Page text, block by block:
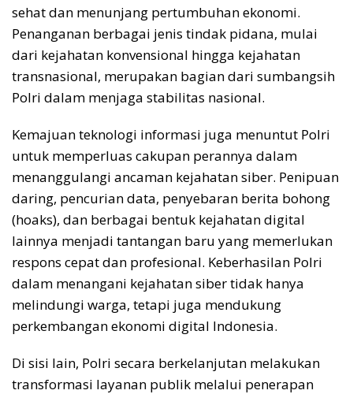
sehat dan menunjang pertumbuhan ekonomi.
Penanganan berbagai jenis tindak pidana, mulai
dari kejahatan konvensional hingga kejahatan
transnasional, merupakan bagian dari sumbangsih
Polri dalam menjaga stabilitas nasional.
Kemajuan teknologi informasi juga menuntut Polri
untuk memperluas cakupan perannya dalam
menanggulangi ancaman kejahatan siber. Penipuan
daring, pencurian data, penyebaran berita bohong
(hoaks), dan berbagai bentuk kejahatan digital
lainnya menjadi tantangan baru yang memerlukan
respons cepat dan profesional. Keberhasilan Polri
dalam menangani kejahatan siber tidak hanya
melindungi warga, tetapi juga mendukung
perkembangan ekonomi digital Indonesia.
Di sisi lain, Polri secara berkelanjutan melakukan
transformasi layanan publik melalui penerapan